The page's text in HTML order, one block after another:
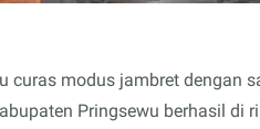
curas modus jambret dengan
Pringsewu berhasil di